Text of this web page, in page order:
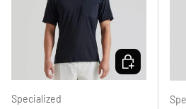
Specialized
SCEGLI OPZIONI